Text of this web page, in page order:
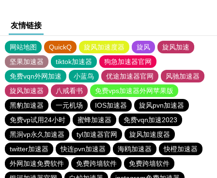
友情链接
网站地图 QuickQ 旋风加速度器 旋风
旋风加速
坚果加速器
tiktok加速器
狗急加速器官网
免费vqn外网加速
小蓝鸟 优途加速器官网
风驰加速器
旋风加速器
八戒看书
免费vps加速器外网苹果版
黑豹加速器
一元机场 IOS加速器
旋风pvn加速器
免费vp试用24小时
蜜蜂加速器
免费vqn加速2023
黑洞vp永久加速器
tyl加速器官网
旋风加速度器
twitter加速器
快连pvn加速器 海鸥加速器
快橙加速器
外网加速免费软件
免费跨墙软件
免费跨墙软件